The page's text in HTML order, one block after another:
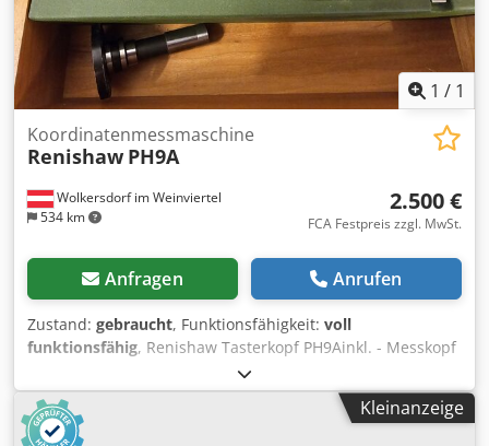
1 / 1
Wolkersdorf im Weinviertel
534 km
Koordinatenmessmaschine
Renishaw PH9A
2.500 €
FCA Festpreis zzgl. MwSt.
Anfragen Anrufen
Zustand: gebraucht, Funktionsfähigkeit: voll
funktionsfähig, Renishaw Tasterkopf PH9Ainkl. - Messkopf
PH9A auf Wunsch - PAA1 oder andere - Steuerung PHC9 -
Handbedieneinheit PHD9 Cedpfx Aewpq E Ajcfoha
Optional: Messtaster TP 2, 20, 200
Kleinanzeige